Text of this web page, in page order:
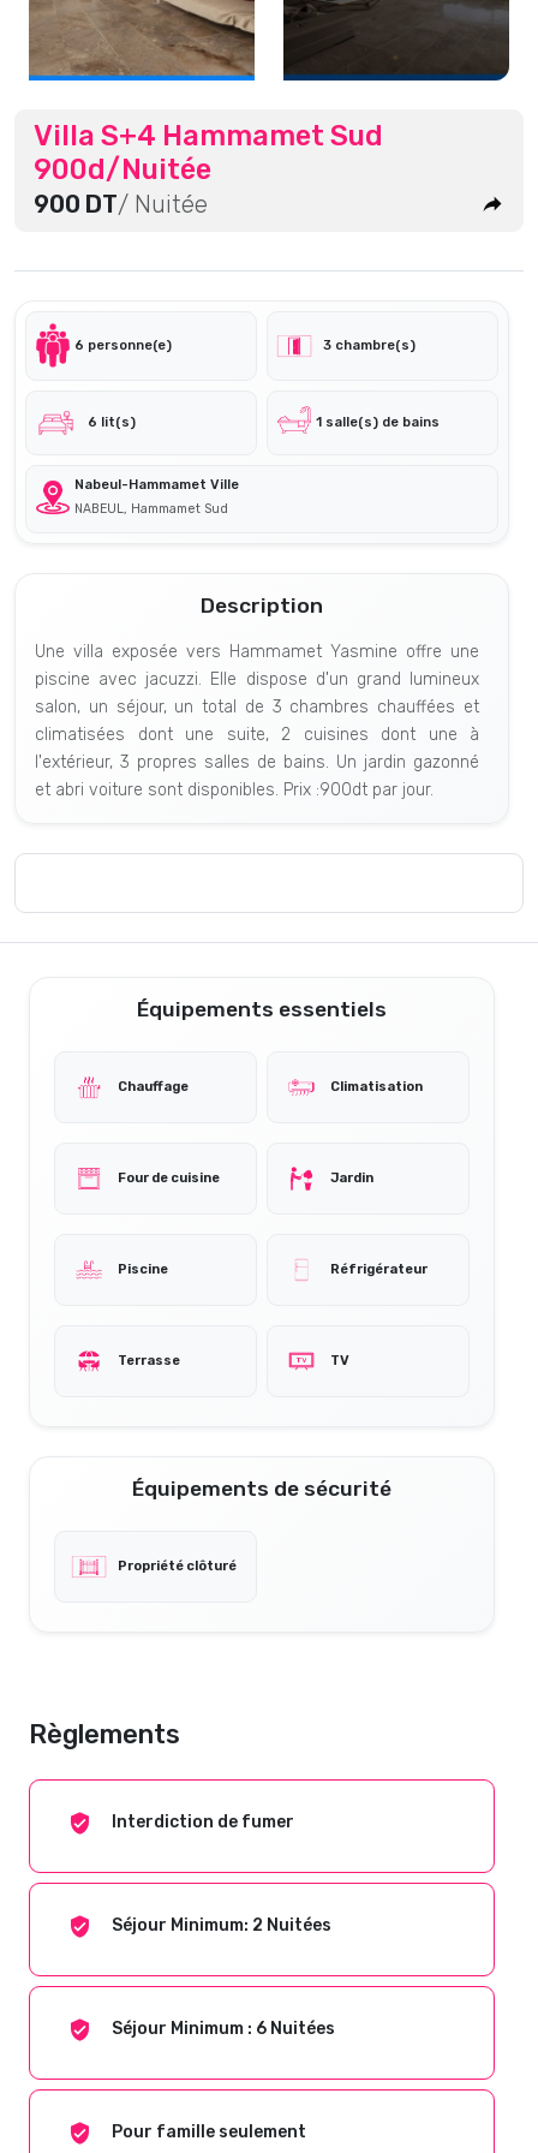
Villa S+4 Hammamet Sud
900d/Nuitée
900 DT/ Nuitée
6 personne(e) 3 chambre(s)
6 lit(s) 1 salle(s) de bains
Nabeul-Hammamet Ville
NABEUL, Hammamet Sud
Description
Une villa exposée vers Hammamet Yasmine offre une
piscine avec jacuzzi. Elle dispose d'un grand lumineux
salon, un séjour, un total de 3 chambres chauffées et
climatisées dont une suite, 2 cuisines dont une à
l'extérieur, 3 propres salles de bains. Un jardin gazonné
et abri voiture sont disponibles. Prix :900dt par jour.
Équipements essentiels
Chauffage Climatisation
Four de cuisine Jardin
Piscine Réfrigérateur
Terrasse TV
Équipements de sécurité
Propriété clôturé
Règlements
Interdiction de fumer
Séjour Minimum: 2 Nuitées
Séjour Minimum : 6 Nuitées
Pour famille seulement